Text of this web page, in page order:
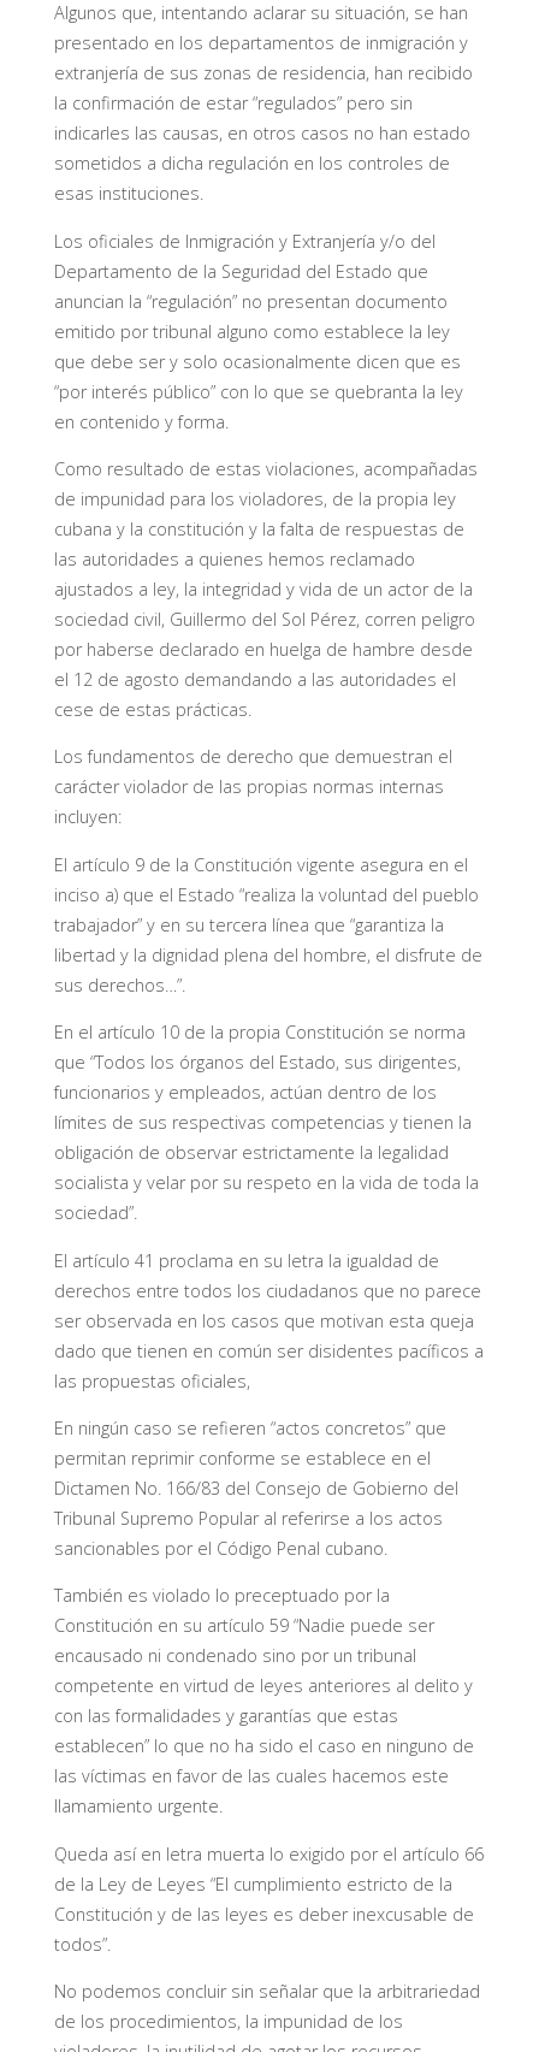
Algunos que, intentando aclarar su situación, se han
presentado en los departamentos de inmigración y
extranjería de sus zonas de residencia, han recibido
la confirmación de estar “regulados” pero sin
indicarles las causas, en otros casos no han estado
sometidos a dicha regulación en los controles de
esas instituciones.
Los oficiales de Inmigración y Extranjería y/o del
Departamento de la Seguridad del Estado que
anuncian la “regulación” no presentan documento
emitido por tribunal alguno como establece la ley
que debe ser y solo ocasionalmente dicen que es
“por interés público” con lo que se quebranta la ley
en contenido y forma.
Como resultado de estas violaciones, acompañadas
de impunidad para los violadores, de la propia ley
cubana y la constitución y la falta de respuestas de
las autoridades a quienes hemos reclamado
ajustados a ley, la integridad y vida de un actor de la
sociedad civil, Guillermo del Sol Pérez, corren peligro
por haberse declarado en huelga de hambre desde
el 12 de agosto demandando a las autoridades el
cese de estas prácticas.
Los fundamentos de derecho que demuestran el
carácter violador de las propias normas internas
incluyen:
El artículo 9 de la Constitución vigente asegura en el
inciso a) que el Estado “realiza la voluntad del pueblo
trabajador” y en su tercera línea que “garantiza la
libertad y la dignidad plena del hombre, el disfrute de
sus derechos…”.
En el artículo 10 de la propia Constitución se norma
que “Todos los órganos del Estado, sus dirigentes,
funcionarios y empleados, actúan dentro de los
límites de sus respectivas competencias y tienen la
obligación de observar estrictamente la legalidad
socialista y velar por su respeto en la vida de toda la
sociedad”.
El artículo 41 proclama en su letra la igualdad de
derechos entre todos los ciudadanos que no parece
ser observada en los casos que motivan esta queja
dado que tienen en común ser disidentes pacíficos a
las propuestas oficiales,
En ningún caso se refieren “actos concretos” que
permitan reprimir conforme se establece en el
Dictamen No. 166/83 del Consejo de Gobierno del
Tribunal Supremo Popular al referirse a los actos
sancionables por el Código Penal cubano.
También es violado lo preceptuado por la
Constitución en su artículo 59 “Nadie puede ser
encausado ni condenado sino por un tribunal
competente en virtud de leyes anteriores al delito y
con las formalidades y garantías que estas
establecen” lo que no ha sido el caso en ninguno de
las víctimas en favor de las cuales hacemos este
llamamiento urgente.
Queda así en letra muerta lo exigido por el artículo 66
de la Ley de Leyes “El cumplimiento estricto de la
Constitución y de las leyes es deber inexcusable de
todos”.
No podemos concluir sin señalar que la arbitrariedad
de los procedimientos, la impunidad de los